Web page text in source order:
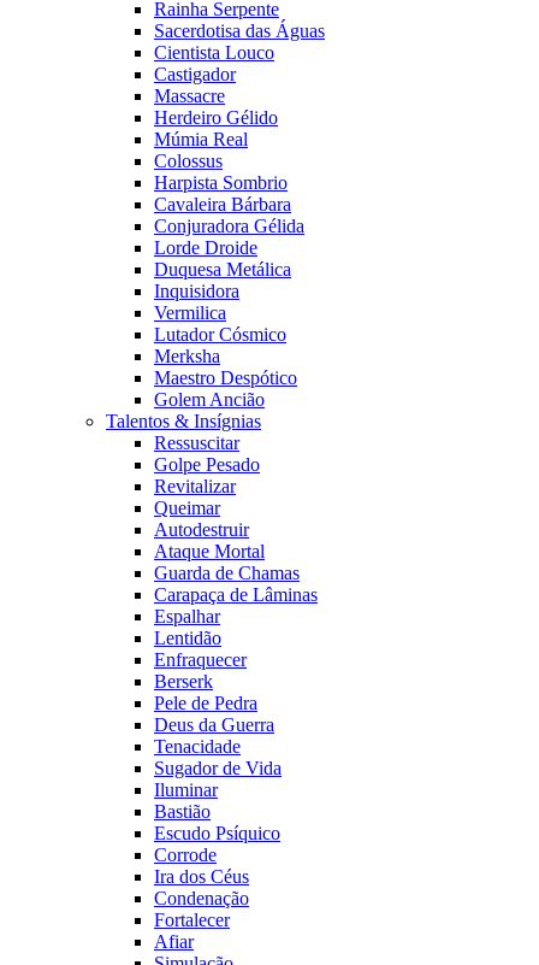
Rainha Serpente
Sacerdotisa das Águas
Cientista Louco
Castigador
Massacre
Herdeiro Gélido
Múmia Real
Colossus
Harpista Sombrio
Cavaleira Bárbara
Conjuradora Gélida
Lorde Droide
Duquesa Metálica
Inquisidora
Vermilica
Lutador Cósmico
Merksha
Maestro Despótico
Golem Ancião
Talentos & Insígnias
Ressuscitar
Golpe Pesado
Revitalizar
Queimar
Autodestruir
Ataque Mortal
Guarda de Chamas
Carapaça de Lâminas
Espalhar
Lentidão
Enfraquecer
Berserk
Pele de Pedra
Deus da Guerra
Tenacidade
Sugador de Vida
Iluminar
Bastião
Escudo Psíquico
Corrode
Ira dos Céus
Condenação
Fortalecer
Afiar